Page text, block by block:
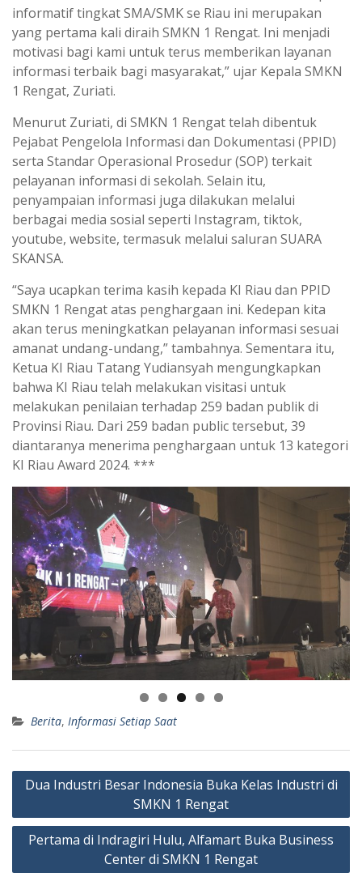
informatif tingkat SMA/SMK se Riau ini merupakan
yang pertama kali diraih SMKN 1 Rengat. Ini menjadi
motivasi bagi kami untuk terus memberikan layanan
informasi terbaik bagi masyarakat,” ujar Kepala SMKN
1 Rengat, Zuriati.
Menurut Zuriati, di SMKN 1 Rengat telah dibentuk
Pejabat Pengelola Informasi dan Dokumentasi (PPID)
serta Standar Operasional Prosedur (SOP) terkait
pelayanan informasi di sekolah. Selain itu,
penyampaian informasi juga dilakukan melalui
berbagai media sosial seperti Instagram, tiktok,
youtube, website, termasuk melalui saluran SUARA
SKANSA.
“Saya ucapkan terima kasih kepada KI Riau dan PPID
SMKN 1 Rengat atas penghargaan ini. Kedepan kita
akan terus meningkatkan pelayanan informasi sesuai
amanat undang-undang,” tambahnya. Sementara itu,
Ketua KI Riau Tatang Yudiansyah mengungkapkan
bahwa KI Riau telah melakukan visitasi untuk
melakukan penilaian terhadap 259 badan publik di
Provinsi Riau. Dari 259 badan public tersebut, 39
diantaranya menerima penghargaan untuk 13 kategori
KI Riau Award 2024. ***
Berita, Informasi Setiap Saat
Post
Dua Industri Besar Indonesia Buka Kelas Industri di
SMKN 1 Rengat
Pertama di Indragiri Hulu, Alfamart Buka Business
Center di SMKN 1 Rengat